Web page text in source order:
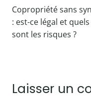
de
l’article
Copropriété sans
: est-ce légal et quels
sont les risques ?
Laisser un